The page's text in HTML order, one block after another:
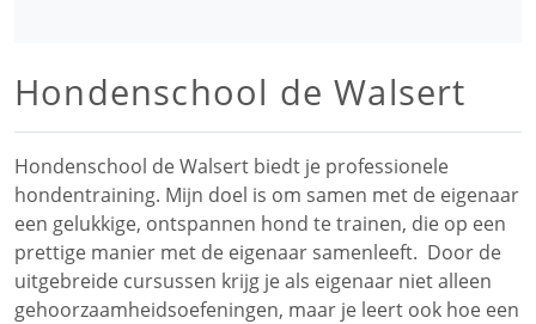
Hondenschool de Walsert
Hondenschool de Walsert biedt je professionele
hondentraining. Mijn doel is om samen met de eigenaar
een gelukkige, ontspannen hond te trainen, die op een
prettige manier met de eigenaar samenleeft. Door de
uitgebreide cursussen krijg je als eigenaar niet alleen
gehoorzaamheidsoefeningen, maar je leert ook hoe een